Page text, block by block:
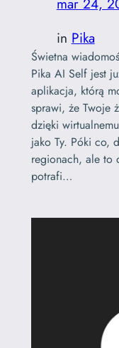
in Pika
Świetna
Pika AI Self jest
aplikacja, którą
sprawi, że Twoje
dzięki
jako Ty. Póki co,
regionach, ale to
potrafi…